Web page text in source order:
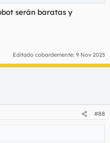
serán baratas y
Editado cobardemente: 9 Nov 2025
#88